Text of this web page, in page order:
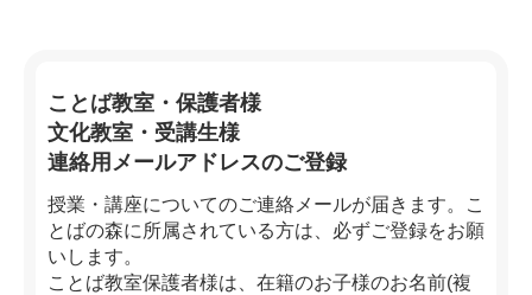
ことば教室・保護者様
文化教室・受講生様
連絡用メールアドレスのご登録
授業・講座についてのご連絡メールが届きます。こ
とばの森に所属されている方は、必ずご登録をお願
いします。
ことば教室保護者様は、在籍のお子様のお名前(複